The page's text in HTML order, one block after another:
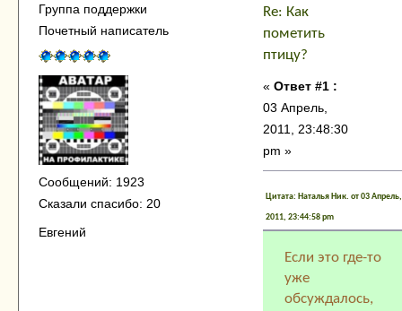
Группа поддержки
Почетный написатель
Сообщений: 1923
Сказали спасибо: 20
Евгений
Re: Как
пометить
птицу?
« Ответ #1 :
03 Апрель,
2011, 23:48:30
pm »
Цитата: Наталья Ник. от 03 Апрель,
2011, 23:44:58 pm
Если это где-то
уже
обсуждалось,